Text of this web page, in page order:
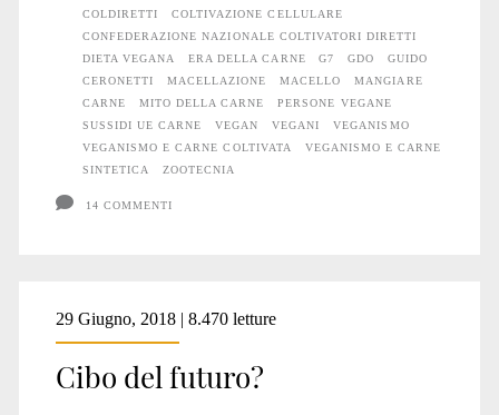
COLDIRETTI
COLTIVAZIONE CELLULARE
CONFEDERAZIONE NAZIONALE COLTIVATORI DIRETTI
DIETA VEGANA
ERA DELLA CARNE G7 GDO
GUIDO
CERONETTI
MACELLAZIONE MACELLO
MANGIARE
CARNE
MITO DELLA CARNE
PERSONE VEGANE
SUSSIDI UE CARNE
VEGAN VEGANI
VEGANISMO
VEGANISMO E CARNE COLTIVATA
VEGANISMO E CARNE
SINTETICA
ZOOTECNIA
14 COMMENTI
29 Giugno, 2018 | 8.470 letture
Cibo del futuro?